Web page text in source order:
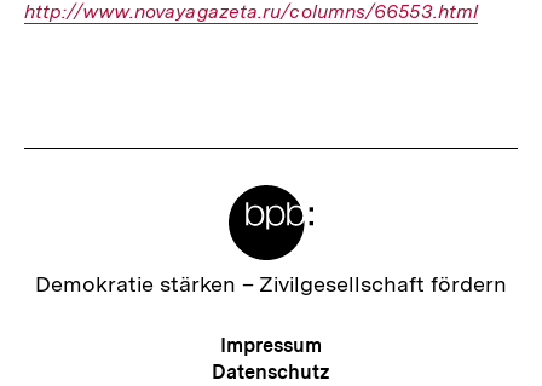
Link:
http://www.novayagazeta.ru/columns/66553.html
Zur
Demokratie stärken – Zivilgesellschaft fördern
Meta-
Navigation
Impressum
Datenschutz